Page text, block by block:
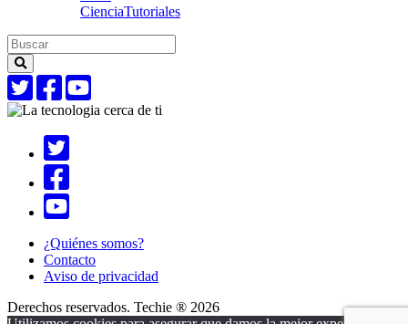
CienciaTutoriales
¿Quiénes somos?
Contacto
Aviso de privacidad
Derechos reservados. Techie ® 2026